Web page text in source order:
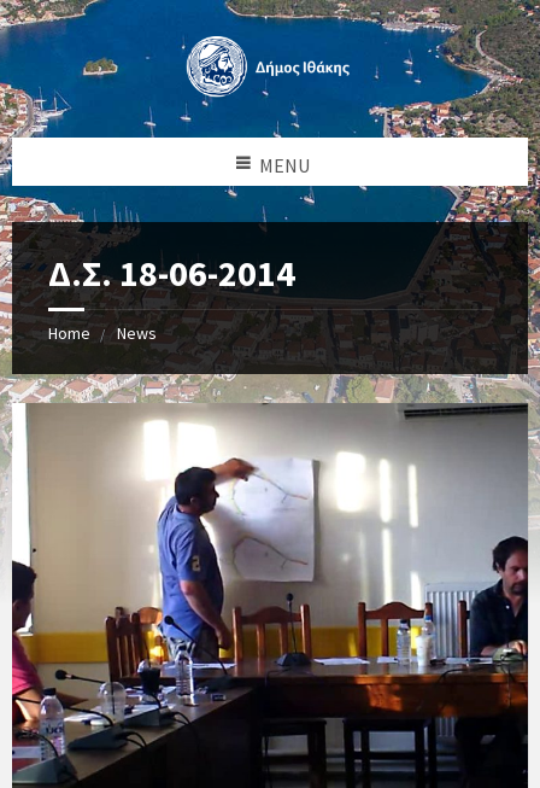
MENU
Δ.Σ. 18-06-2014
Home News